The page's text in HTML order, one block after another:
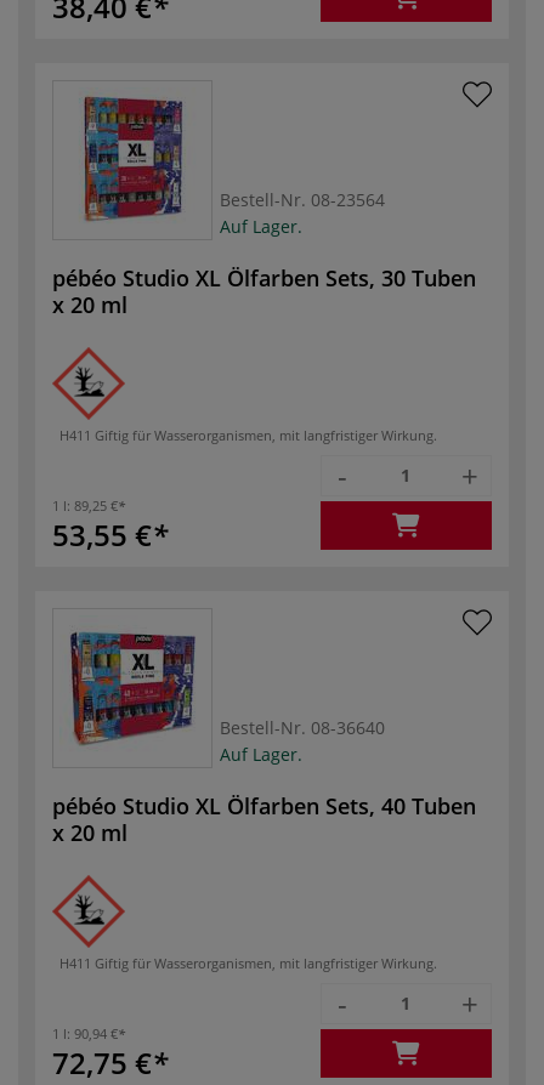
Bestell-Nr. 08-23564
Auf Lager.
pébéo Studio XL Ölfarben Sets, 30 Tuben
x 20 ml
H411 Giftig für Wasserorganismen, mit langfristiger Wirkung.
1 l: 89,25 €
53,55 €
- +
Bestell-Nr. 08-36640
Auf Lager.
pébéo Studio XL Ölfarben Sets, 40 Tuben
x 20 ml
H411 Giftig für Wasserorganismen, mit langfristiger Wirkung.
1 l: 90,94 €
72,75 €
- +